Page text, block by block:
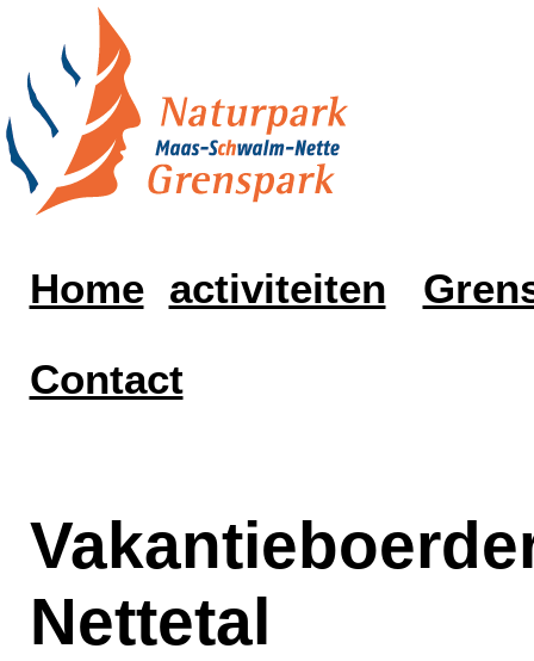
Home activiteiten
Contact
Nettetal